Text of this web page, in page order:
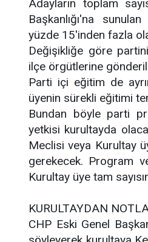
Adayların toplam
Başkanlığı'na
yüzde 15'inden fazla
Değişikliğe göre
ilçe örgütlerine
Parti içi eğitim de
üyenin sürekli eğitimi
Bundan böyle parti
yetkisi kurultayda
Meclisi veya Kurultay
gerekecek. Program
Kurultay üye tam
KURULTAYDAN
CHP Eski Genel